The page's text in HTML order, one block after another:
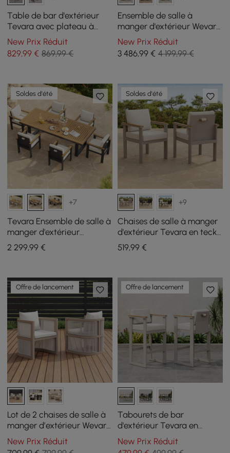
Table de bar d'extérieur
Tevara avec plateau à
lattes en bois de teck et
cadre en aluminium
couleur sable pour patio
New Prix Réduit
829,99 € 869,99 €
Ensemble de salle à
manger d'extérieur Wevara
9 pièces en corde tressée
avec 8 chaises sable
New Prix Réduit
3 486,99€ 4 199,99 €
Soldes d'été
+7
Tevara Ensemble de salle à
manger d'extérieur
rectangulaire en teck et
aluminium 7 pièces pour 6
2 299,99 €
Soldes d'été
+9
Chaises de salle à manger
d'extérieur Tevara en teck
et aluminium, sable, lot de
2
519,99€
Offre de lancement
Lot de 2 chaises de salle à
manger d’extérieur Wevara
en aluminium et corde
tressée, sable et blanc
New Prix Réduit
Offre de lancement
Tabourets de bar
d'extérieur Tevara en
aluminium et accoudoirs
en bois de teck couleur
New Prix Réduit